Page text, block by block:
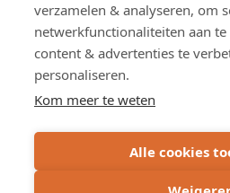
verzamelen & analyseren, om
netwerkfunctionaliteiten aan te
content & advertenties te
personaliseren.
Kom meer te weten
Alle cookies
opnemen met onze